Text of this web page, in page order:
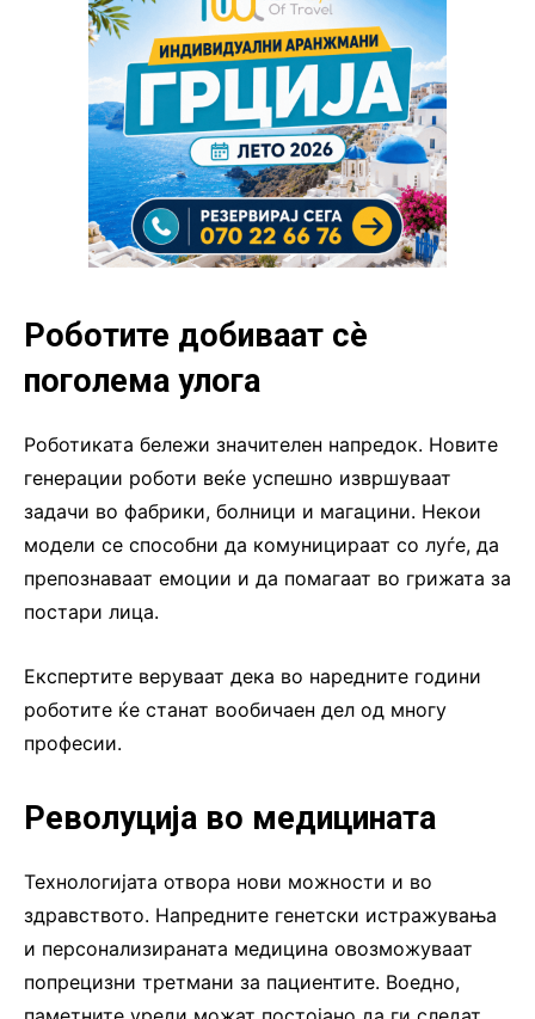
Роботите добиваат сè
поголема улога
Роботиката бележи значителен напредок. Новите
генерации роботи веќе успешно извршуваат
задачи во фабрики, болници и магацини. Некои
модели се способни да комуницираат со луѓе, да
препознаваат емоции и да помагаат во грижата за
постари лица.
Експертите веруваат дека во наредните години
роботите ќе станат вообичаен дел од многу
професии.
Револуција во медицината
Технологијата отвора нови можности и во
здравството. Напредните генетски истражувања
и персонализираната медицина овозможуваат
попрецизни третмани за пациентите. Воедно,